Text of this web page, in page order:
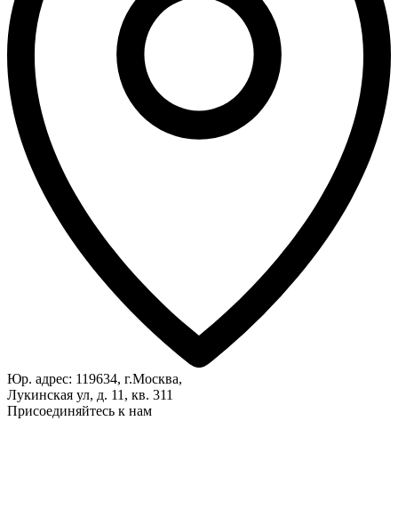
Юр. адрес: 119634, г.Москва,
Лукинская ул, д. 11, кв. 311
Присоединяйтесь к нам